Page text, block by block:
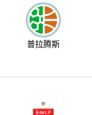
普拉腾斯